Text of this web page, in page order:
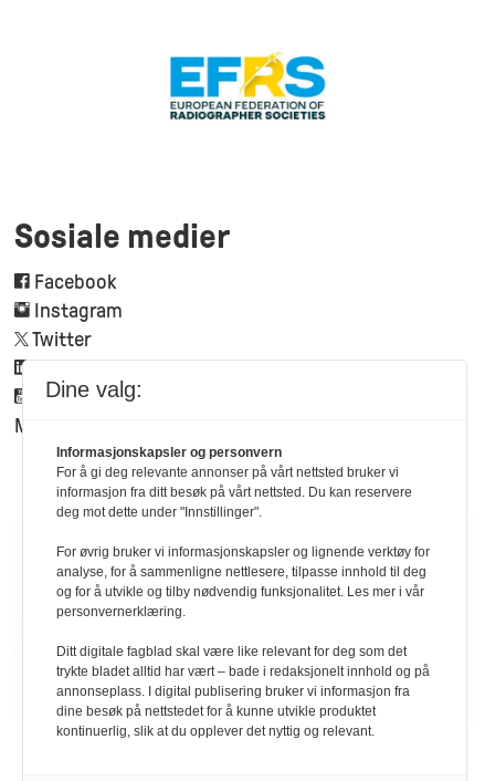
Sosiale medier
Facebook
Instagram
Twitter
Linkedin
Youtube
Mynewsdesk
Dine valg:
Informasjonskapsler og personvern
For å gi deg relevante annonser på vårt nettsted bruker vi
informasjon fra ditt besøk på vårt nettsted. Du kan reservere
deg mot dette under "Innstillinger".
For øvrig bruker vi informasjonskapsler og lignende verktøy for
analyse, for å sammenligne nettlesere, tilpasse innhold til deg
og for å utvikle og tilby nødvendig funksjonalitet. Les mer i vår
personvernerklæring.
Ditt digitale fagblad skal være like relevant for deg som det
trykte bladet alltid har vært – bade i redaksjonelt innhold og på
annonseplass. I digital publisering bruker vi informasjon fra
dine besøk på nettstedet for å kunne utvikle produktet
kontinuerlig, slik at du opplever det nyttig og relevant.